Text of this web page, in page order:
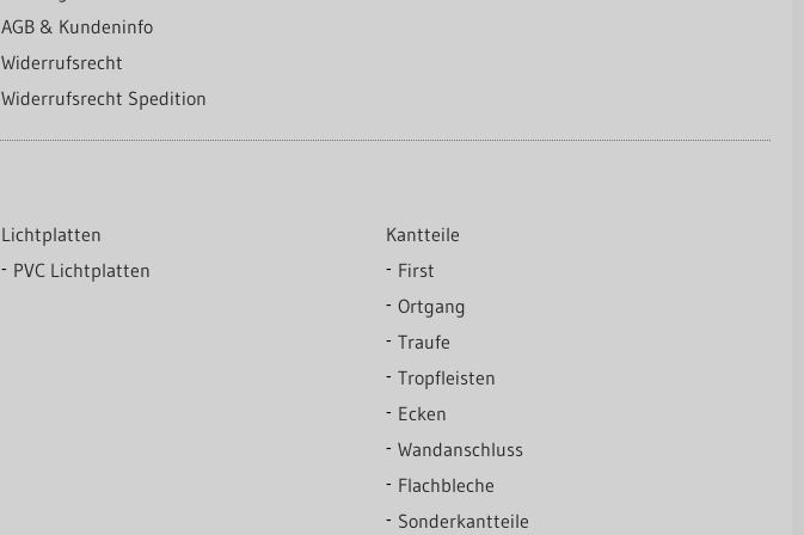
AGB & Kundeninfo
Widerrufsrecht
Widerrufsrecht Spedition
Lichtplatten
PVC Lichtplatten
Kantteile
First
Ortgang
Traufe
Tropfleisten
Ecken
Wandanschluss
Flachbleche
Sonderkantteile